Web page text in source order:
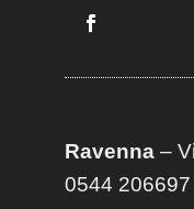
Ravenna–
0544 206697